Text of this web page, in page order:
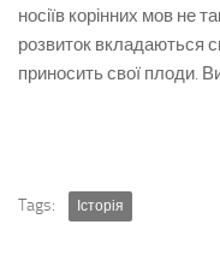
носіїв корінних мов не
розвиток вкладаються
приносить свої плоди.
Tags: Історія